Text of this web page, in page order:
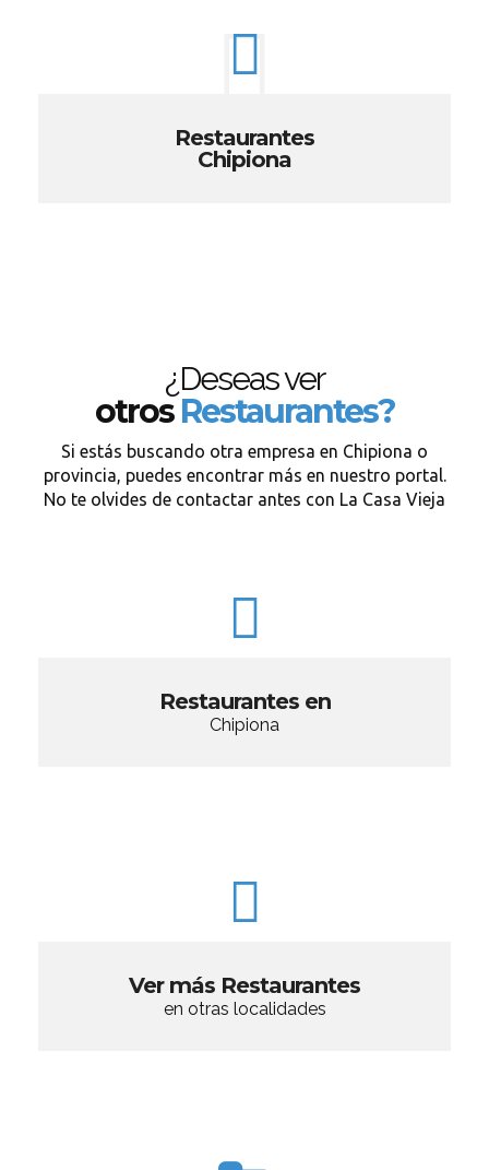
Restaurantes
Chipiona
¿Deseas ver
otrosRestaurantes?
Si estás buscando otra empresa en Chipiona o
provincia, puedes encontrar más en nuestro portal.
No te olvides de contactar antes con La Casa Vieja
Restaurantes en
Chipiona
Ver más Restaurantes
en otras localidades